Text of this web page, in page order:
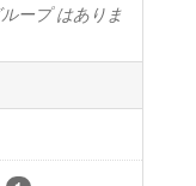
ープ はありま